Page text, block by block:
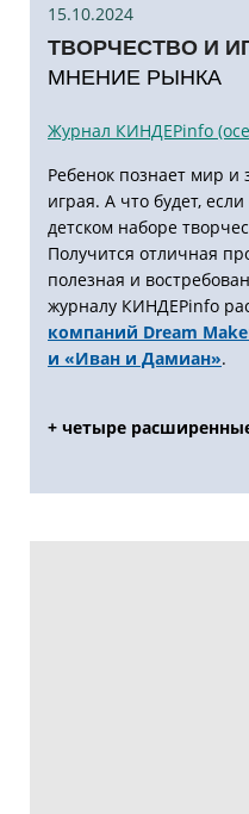
15.10.2024
ТВОРЧЕСТВО И
МНЕНИЕ РЫНКА
Журнал КИНДЕРinfo
Ребенок познает мир и
играя. А что будет,
детском наборе
Получится отличная
полезная и
журналу КИНДЕРinfo
компаний Dream
и «Иван и Дамиан».
+ четыре